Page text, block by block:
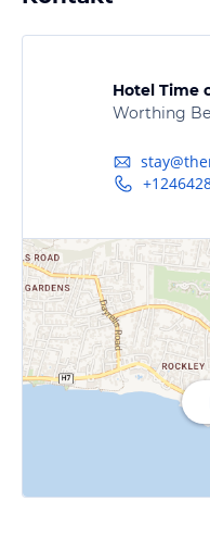
Hotel Time
Worthing